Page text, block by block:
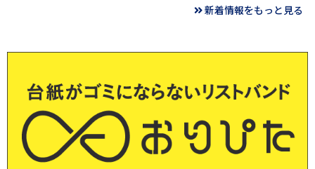
新着情報をもっと見る